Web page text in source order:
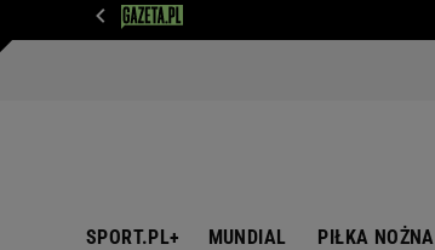
SPORT.PL+ MUNDIAL PIŁKA NOŻNA